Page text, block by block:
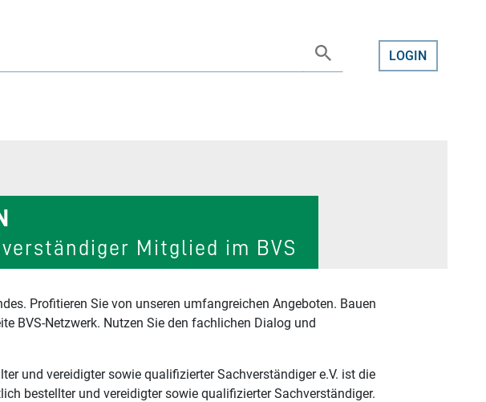
LOGIN
Mitglied im BVS
Profitieren Sie von unseren umfangreichen Angeboten. Bauen
BVS-Netzwerk. Nutzen Sie den fachlichen Dialog und
und vereidigter sowie qualifizierter Sachverständiger e.V. ist die
bestellter und vereidigter sowie qualifizierter Sachverständiger.